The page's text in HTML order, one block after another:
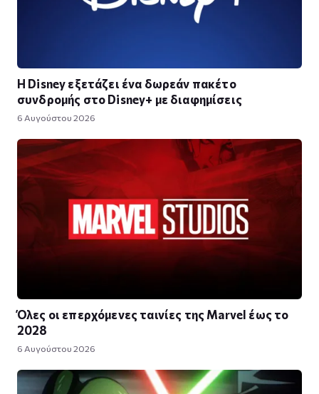
Η Disney εξετάζει ένα δωρεάν πακέτο
συνδρομής στο Disney+ με διαφημίσεις
6 Αυγούστου 2026
Όλες οι επερχόμενες ταινίες της Marvel έως το
2028
6 Αυγούστου 2026